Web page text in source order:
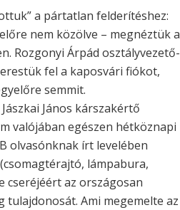
a pártatlan felderítéshez:
nem közölve – megnéztük a
Rozgonyi Árpád osztályvezető-
fel a kaposvári fiókot,
semmit.
János kárszakértő
valójában egészen hétköznapi
olvasónknak írt levelében
lámpabura,
cseréjéért az országosan
Ami megemelte az